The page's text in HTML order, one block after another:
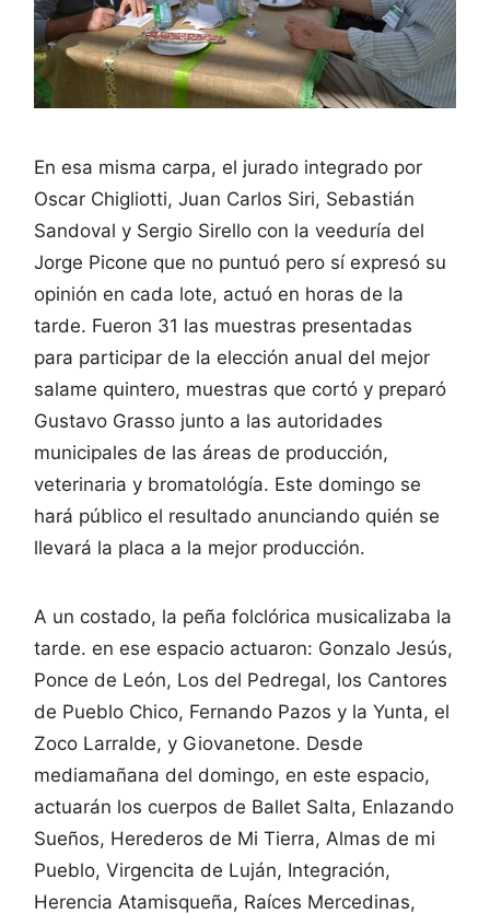
En esa misma carpa, el jurado integrado por
Oscar Chigliotti, Juan Carlos Siri, Sebastián
Sandoval y Sergio Sirello con la veeduría del
Jorge Picone que no puntuó pero sí expresó su
opinión en cada lote, actuó en horas de la
tarde. Fueron 31 las muestras presentadas
para participar de la elección anual del mejor
salame quintero, muestras que cortó y preparó
Gustavo Grasso junto a las autoridades
municipales de las áreas de producción,
veterinaria y bromatológía. Este domingo se
hará público el resultado anunciando quién se
llevará la placa a la mejor producción.
A un costado, la peña folclórica musicalizaba la
tarde. en ese espacio actuaron: Gonzalo Jesús,
Ponce de León, Los del Pedregal, los Cantores
de Pueblo Chico, Fernando Pazos y la Yunta, el
Zoco Larralde, y Giovanetone. Desde
mediamañana del domingo, en este espacio,
actuarán los cuerpos de Ballet Salta, Enlazando
Sueños, Herederos de Mi Tierra, Almas de mi
Pueblo, Virgencita de Luján, Integración,
Herencia Atamisqueña, Raíces Mercedinas,